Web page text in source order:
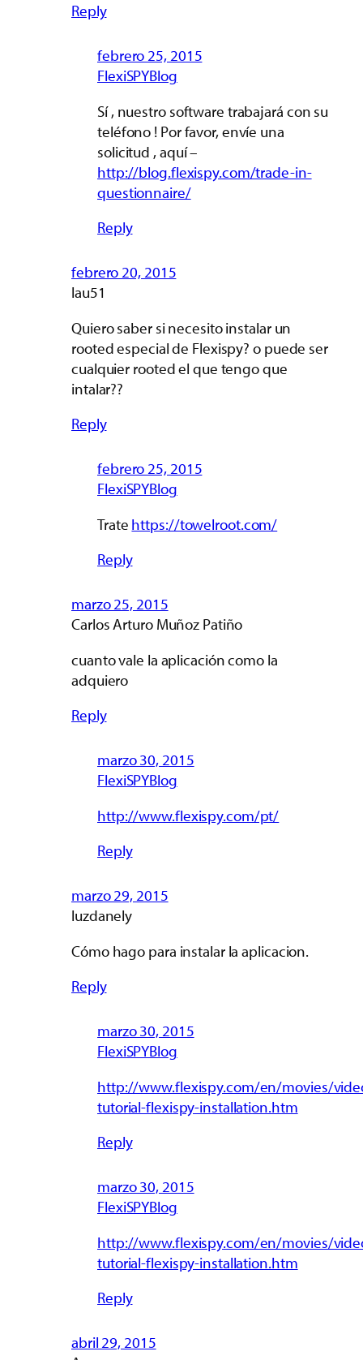
Reply
febrero 25, 2015
FlexiSPYBlog
Sí , nuestro software trabajará con su
teléfono ! Por favor, envíe una
solicitud , aquí –
http://blog.flexispy.com/trade-in-
questionnaire/
Reply
febrero 20, 2015
lau51
Quiero saber si necesito instalar un
rooted especial de Flexispy? o puede ser
cualquier rooted el que tengo que
intalar??
Reply
febrero 25, 2015
FlexiSPYBlog
Trate https://towelroot.com/
Reply
marzo 25, 2015
Carlos Arturo Muñoz Patiño
cuanto vale la aplicación como la
adquiero
Reply
marzo 30, 2015
FlexiSPYBlog
http://www.flexispy.com/pt/
Reply
marzo 29, 2015
luzdanely
Cómo hago para instalar la aplicacion.
Reply
marzo 30, 2015
FlexiSPYBlog
http://www.flexispy.com/en/movies/
tutorial-flexispy-installation.htm
Reply
marzo 30, 2015
FlexiSPYBlog
http://www.flexispy.com/en/movies/
tutorial-flexispy-installation.htm
Reply
abril 29, 2015